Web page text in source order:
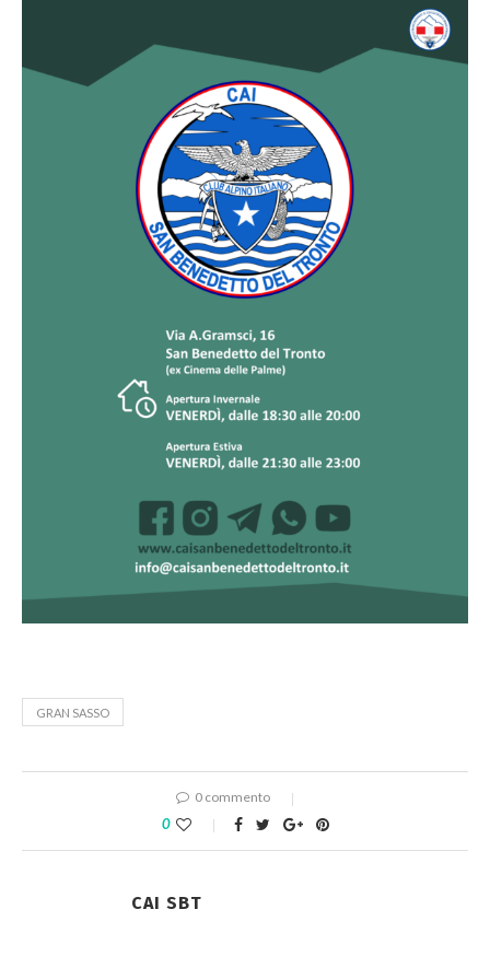
GRAN SASSO
0 commento
0
CAI SBT